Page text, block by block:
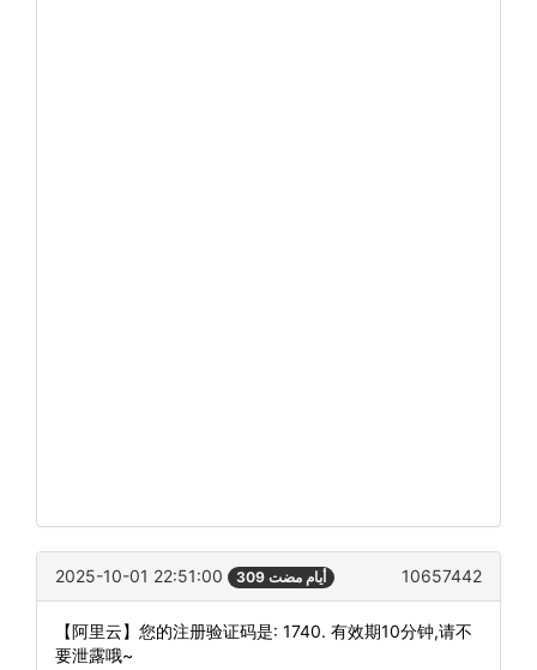
2025-10-01 22:51:00 309 أيام مضت 10657442
【阿里云】您的注册验证码是: 1740. 有效期10分钟,请不
要泄露哦~